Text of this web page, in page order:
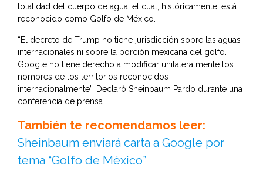
totalidad del cuerpo de agua, el cual, históricamente, está
reconocido como Golfo de México.
“El decreto de Trump no tiene jurisdicción sobre las aguas
internacionales ni sobre la porción mexicana del golfo.
Google no tiene derecho a modificar unilateralmente los
nombres de los territorios reconocidos
internacionalmente”. Declaró Sheinbaum Pardo durante una
conferencia de prensa.
También te recomendamos leer:
Sheinbaum enviará carta a Google por
tema “Golfo de México”